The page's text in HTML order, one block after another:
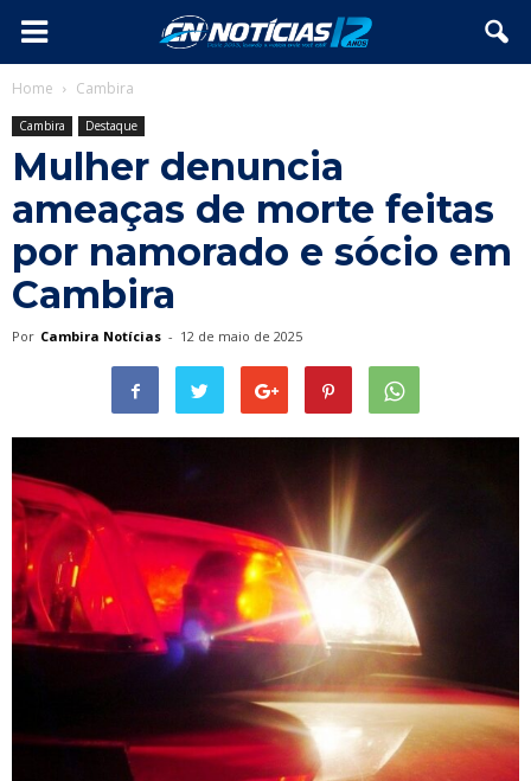
Home Cambira
Cambira Destaque
Mulher denuncia
ameaças de morte feitas
por namorado e sócio em
Cambira
Por Cambira Notícias - 12 de maio de 2025